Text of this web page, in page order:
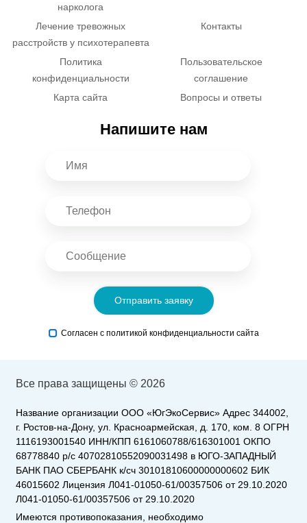
нарколога
Лечение тревожных
расстройств у психотерапевта
Контакты
Политика
конфиденциальности
Пользовательское
соглашение
Карта сайта
Вопросы и ответы
Напишите нам
Отправить заявку
Согласен с политикой конфиденциальности сайта
Все права защищены © 2026
Название организации ООО «ЮгЭкоСервис» Адрес 344002,
г. Ростов-на-Дону, ул. Красноармейская, д. 170, ком. 8 ОГРН
1116193001540 ИНН/КПП 6161060788/616301001 ОКПО
68778840 р/с 40702810552090031498 в ЮГО-ЗАПАДНЫЙ
БАНК ПАО СБЕРБАНК к/сч 30101810600000000602 БИК
46015602 Лицензия Л041-01050-61/00357506 от 29.10.2020
Л041-01050-61/00357506 от 29.10.2020
Имеются противопоказания, необходимо